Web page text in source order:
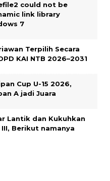
could not be
link library
7
Terpilih Secara
KAI NTB 2026–2031
Cup U-15 2026,
A jadi Juara
Lantik dan Kukuhkan
Berikut namanya